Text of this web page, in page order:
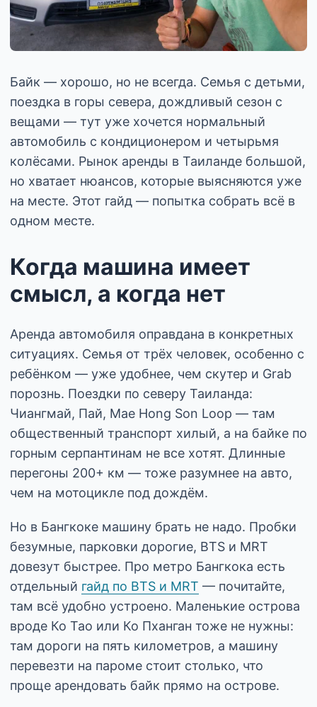
Байк — хорошо, но не всегда. Семья с детьми,
поездка в горы севера, дождливый сезон с
вещами — тут уже хочется нормальный
автомобиль с кондиционером и четырьмя
колёсами. Рынок аренды в Таиланде большой,
но хватает нюансов, которые выясняются уже
на месте. Этот гайд — попытка собрать всё в
одном месте.
Когда машина имеет
смысл, а когда нет
Аренда автомобиля оправдана в конкретных
ситуациях. Семья от трёх человек, особенно с
ребёнком — уже удобнее, чем скутер и Grab
порознь. Поездки по северу Таиланда:
Чиангмай, Пай, Mae Hong Son Loop — там
общественный транспорт хилый, а на байке по
горным серпантинам не все хотят. Длинные
перегоны 200+ км — тоже разумнее на авто,
чем на мотоцикле под дождём.
Но в Бангкоке машину брать не надо. Пробки
безумные, парковки дорогие, BTS и MRT
довезут быстрее. Про метро Бангкока есть
отдельный гайд по BTS и MRT — почитайте,
там всё удобно устроено. Маленькие острова
вроде Ко Тао или Ко Пханган тоже не нужны:
там дороги на пять километров, а машину
перевезти на пароме стоит столько, что
проще арендовать байк прямо на острове.